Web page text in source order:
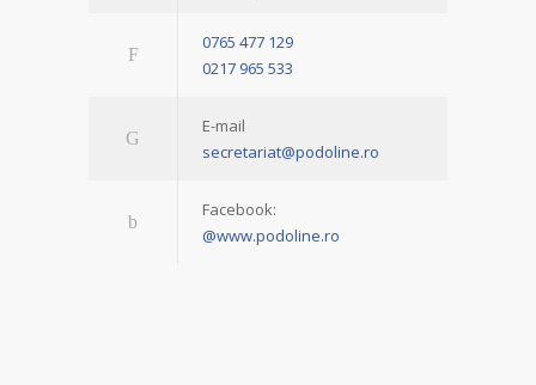
0765 477 129
0217 965 533
E-mail
secretariat@podoline.ro
Facebook:
@www.podoline.ro